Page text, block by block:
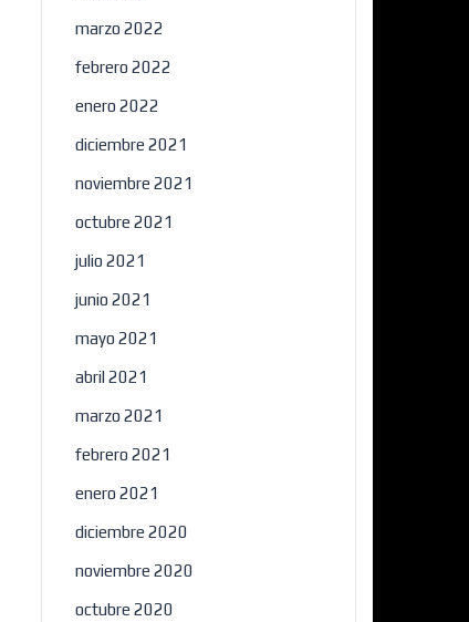
marzo 2022
febrero 2022
enero 2022
diciembre 2021
noviembre 2021
octubre 2021
julio 2021
junio 2021
mayo 2021
abril 2021
marzo 2021
febrero 2021
enero 2021
diciembre 2020
noviembre 2020
octubre 2020